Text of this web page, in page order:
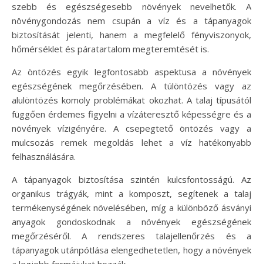
szebb és egészségesebb növények nevelhetők. A
növénygondozás nem csupán a víz és a tápanyagok
biztosítását jelenti, hanem a megfelelő fényviszonyok,
hőmérséklet és páratartalom megteremtését is.
Az öntözés egyik legfontosabb aspektusa a növények
egészségének megőrzésében. A túlöntözés vagy az
alulöntözés komoly problémákat okozhat. A talaj típusától
függően érdemes figyelni a vízáteresztő képességre és a
növények vízigényére. A csepegtető öntözés vagy a
mulcsozás remek megoldás lehet a víz hatékonyabb
felhasználására.
A tápanyagok biztosítása szintén kulcsfontosságú. Az
organikus trágyák, mint a komposzt, segítenek a talaj
termékenységének növelésében, míg a különböző ásványi
anyagok gondoskodnak a növények egészségének
megőrzéséről. A rendszeres talajellenőrzés és a
tápanyagok utánpótlása elengedhetetlen, hogy a növények